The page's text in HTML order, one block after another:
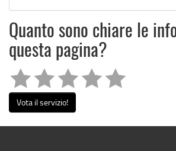
Quanto sono chiare le
questa pagina?
Vota il servizio!